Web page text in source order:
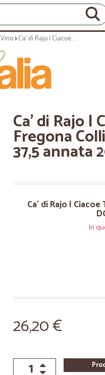
Vino Ca' di Rajo | Ciacoe Torchiato di Fregona Colli di Conegliano DOCG - 37,5 annata 2015
Ca' di Rajo |
Fregona
37,5 annata
Ca' di Rajo |
In
26,20 €